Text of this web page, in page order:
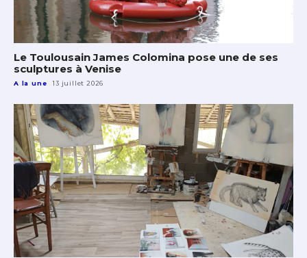
Le Toulousain James Colomina pose une de ses
sculptures à Venise
A la une 13 juillet 2026